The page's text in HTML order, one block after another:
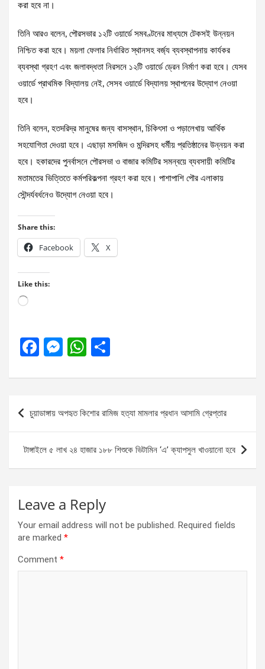
করা হবে না।
তিনি আরও বলেন, পৌরসভার ১২টি ওয়ার্ডে সমবণ্টনের মাধ্যমে টেকসই উন্নয়ন
নিশ্চিত করা হবে। ময়লা ফেলার নির্ধারিত স্থানসহ বর্জ্য ব্যবস্থাপনায় কার্যকর
ব্যবস্থা গ্রহণ এবং জলাবদ্ধতা নিরসনে ১২টি ওয়ার্ডে ড্রেন নির্মাণ করা হবে। যেসব
ওয়ার্ডে প্রাথমিক বিদ্যালয় নেই, সেসব ওয়ার্ডে বিদ্যালয় স্থাপনের উদ্যোগ নেওয়া
হবে।
তিনি বলেন, হতদরিদ্র মানুষের জন্য বাসস্থান, চিকিৎসা ও পড়ালেখায় আর্থিক
সহযোগিতা দেওয়া হবে। এছাড়া মসজিদ ও মন্দিরসহ ধর্মীয় প্রতিষ্ঠানের উন্নয়ন করা
হবে। হকারদের পুনর্বাসনে পৌরসভা ও বাজার কমিটির সমন্বয়ে ব্যবসায়ী কমিটির
মতামতের ভিত্তিতে কর্মপরিকল্পনা গ্রহণ করা হবে। পাশাপাশি পৌর এলাকায়
সৌন্দর্যবর্ধনেও উদ্যোগ নেওয়া হবে।
Share this:
Facebook X
Like this:
Loading…
F
ce
o
o
k
M
se
g
er
W
at
A
p
p
ar
e
Post
navigation
চুয়াডাঙ্গায় অপহৃত কিশোর রামিজ হত্যা মামলার প্রধান আসামি গ্রেপ্তার
টাঙ্গাইলে ৫ লাখ ২৪ হাজার ১৮৮ শিশুকে ভিটামিন ‘এ’ ক্যাপসুল খাওয়ানো হবে
Leave a Reply
Your email address will not be published. Required fields
are marked *
Comment *